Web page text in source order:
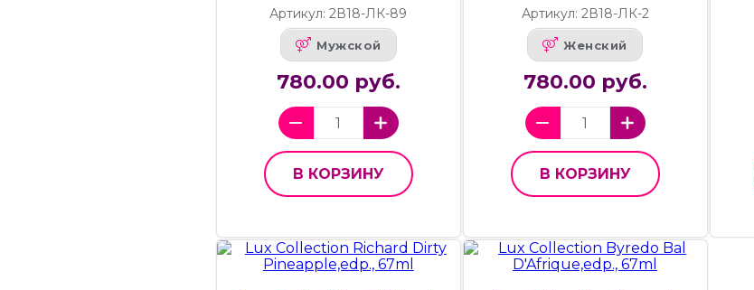
Артикул: 2В18-ЛК-89
Мужской
780.00 руб.
В КОРЗИНУ
Артикул: 2В18-ЛК-2
Женский
780.00 руб.
В КОРЗИНУ